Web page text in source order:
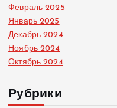
Февраль 2025
Январь 2025
Декабрь 2024
Ноябрь 2024
Октябрь 2024
Рубрики